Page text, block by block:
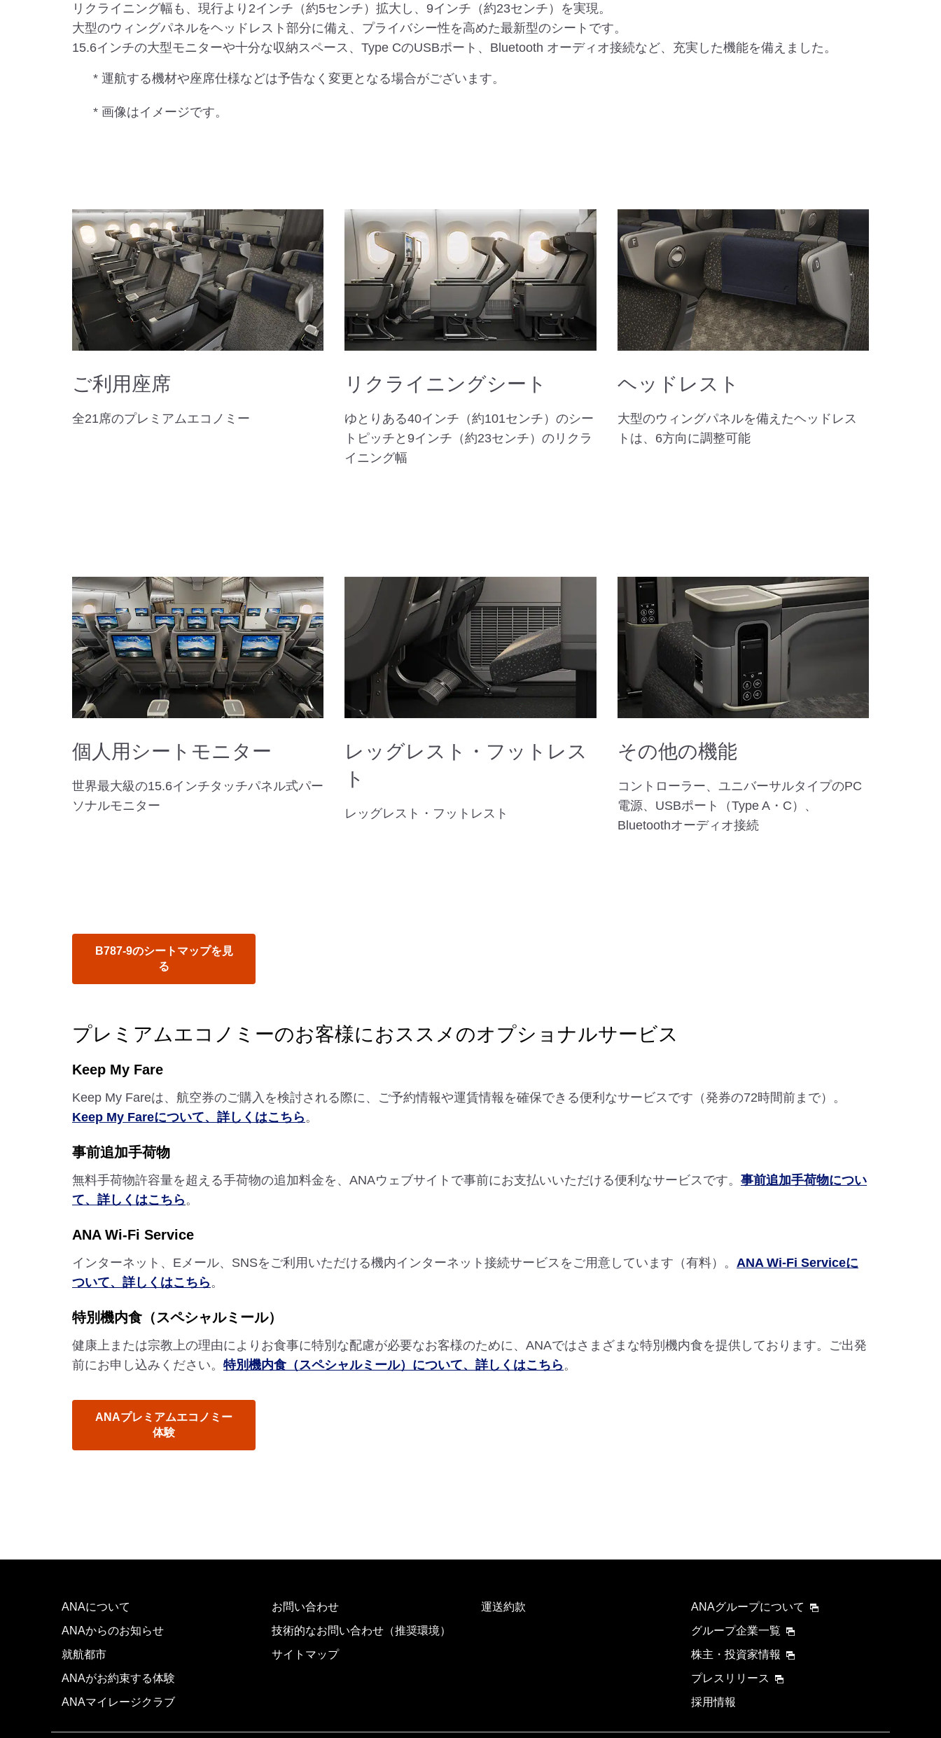
リクライニング幅も、現行より2インチ（約5センチ）拡大し、9インチ（約23センチ）を実現。
大型のウィングパネルをヘッドレスト部分に備え、プライバシー性を高めた最新型のシートです。
15.6インチの大型モニターや十分な収納スペース、Type CのUSBポート、Bluetooth オーディオ接続など、充実した機能を備えました。
* 運航する機材や座席仕様などは予告なく変更となる場合がございます。
* 画像はイメージです。
ご利用座席
全21席のプレミアムエコノミー
リクライニングシート
ゆとりある40インチ（約101センチ）のシー
トピッチと9インチ（約23センチ）のリクラ
イニング幅
ヘッドレスト
大型のウィングパネルを備えたヘッドレス
トは、6方向に調整可能
個人用シートモニター
世界最大級の15.6インチタッチパネル式パー
ソナルモニター
レッグレスト・フットレス
ト
レッグレスト・フットレスト
その他の機能
コントローラー、ユニバーサルタイプのPC
電源、USBポート（Type A・C）、
Bluetoothオーディオ接続
B787-9のシートマップを見
る
プレミアムエコノミーのお客様におススメのオプショナルサービス
Keep My Fare
Keep My Fareは、航空券のご購入を検討される際に、ご予約情報や運賃情報を確保できる便利なサービスです（発券の72時間前まで）。
Keep My Fareについて、詳しくはこちら 。
事前追加手荷物
無料手荷物許容量を超える手荷物の追加料金を、ANAウェブサイトで事前にお支払いいただける便利なサービスです。 事前追加手荷物につい
て、詳しくはこちら 。
ANA Wi-Fi Service
インターネット、Eメール、SNSをご利用いただける機内インターネット接続サービスをご用意しています（有料）。 ANA Wi-Fi Serviceに
ついて、詳しくはこちら 。
特別機内食（スペシャルミール）
健康上または宗教上の理由によりお食事に特別な配慮が必要なお客様のために、ANAではさまざまな特別機内食を提供しております。ご出発
前にお申し込みください。 特別機内食（スペシャルミール）について、詳しくはこちら 。
ANAプレミアムエコノミー
体験
ANAについて
ANAからのお知らせ
就航都市
ANAがお約束する体験
ANAマイレージクラブ
お問い合わせ
技術的なお問い合わせ（推奨環境）
サイトマップ
運送約款
ANAグループについて
グループ企業一覧
株主・投資家情報
プレスリリース
採用情報